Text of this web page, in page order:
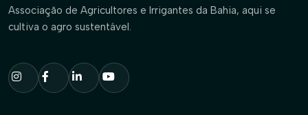
Associação de Agricultores e Irrigantes da Bahia, aqui se
cultiva o agro sustentável.